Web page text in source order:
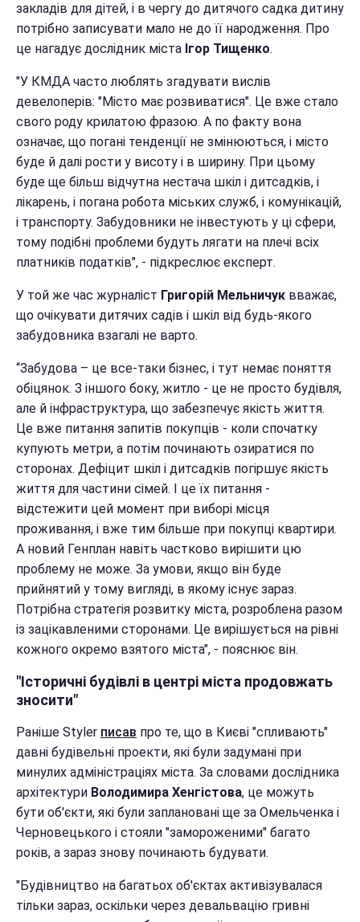
закладів для дітей, і в чергу до дитячого садка дитину
потрібно записувати мало не до її народження. Про
це нагадує дослідник міста Ігор Тищенко.
"У КМДА часто люблять згадувати вислів
девелоперів: "Місто має розвиватися". Це вже стало
свого роду крилатою фразою. А по факту вона
означає, що погані тенденції не змінюються, і місто
буде й далі рости у висоту і в ширину. При цьому
буде ще більш відчутна нестача шкіл і дитсадків, і
лікарень, і погана робота міських служб, і комунікацій,
і транспорту. Забудовники не інвестують у ці сфери,
тому подібні проблеми будуть лягати на плечі всіх
платників податків", - підкреслює експерт.
У той же час журналіст Григорій Мельничук вважає,
що очікувати дитячих садів і шкіл від будь-якого
забудовника взагалі не варто.
“Забудова – це все-таки бізнес, і тут немає поняття
обіцянок. З іншого боку, житло - це не просто будівля,
але й інфраструктура, що забезпечує якість життя.
Це вже питання запитів покупців - коли спочатку
купують метри, а потім починають озиратися по
сторонах. Дефіцит шкіл і дитсадків погіршує якість
життя для частини сімей. І це їх питання -
відстежити цей момент при виборі місця
проживання, і вже тим більше при покупці квартири.
А новий Генплан навіть частково вирішити цю
проблему не може. За умови, якщо він буде
прийнятий у тому вигляді, в якому існує зараз.
Потрібна стратегія розвитку міста, розроблена разом
із зацікавленими сторонами. Це вирішується на рівні
кожного окремо взятого міста", - пояснює він.
"Історичні будівлі в центрі міста продовжать
зносити"
Раніше Styler писав про те, що в Києві "спливають"
давні будівельні проекти, які були задумані при
минулих адміністраціях міста. За словами дослідника
архітектури Володимира Хенгістова, це можуть
бути об'єкти, які були заплановані ще за Омельченка і
Черновецького і стояли "замороженими" багато
років, а зараз знову починають будувати.
"Будівництво на багатьох об'єктах активізувалася
тільки зараз, оскільки через девальвацію гривні